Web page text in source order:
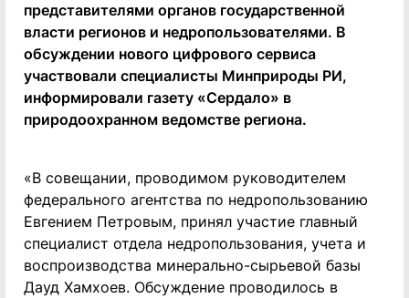
представителями органов государственной
власти регионов и недропользователями. В
обсуждении нового цифрового сервиса
участвовали специалисты Минприроды РИ,
информировали газету «Сердало» в
природоохранном ведомстве региона.
«В совещании, проводимом руководителем
федерального агентства по недропользованию
Евгением Петровым, принял участие главный
специалист отдела недропользования, учета и
воспроизводства минерально-сырьевой базы
Дауд Хамхоев. Обсуждение проводилось в